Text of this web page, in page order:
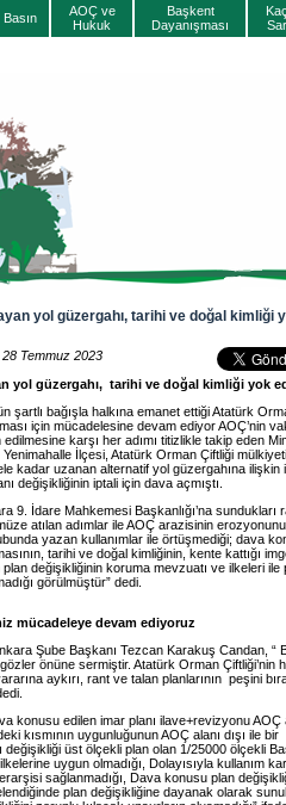
Basın
AOÇ ve
Hukuk
Başkent
Dayanışması
yol güzergahı, tarihi ve doğal kimliği
28 Temmuz 2023
yol güzergahı, tarihi ve doğal kimliği yok
şartlı bağışla halkına emanet ettiği Atatürk
için mücadelesine devam ediyor AOÇ’nin
karşı her adımı titizlikle takip eden
İlçesi, Atatürk Orman Çiftliği
kadar uzanan alternatif yol güzergahına ilişkin
değişikliğinin iptali için dava açmıştı.
9. İdare Mahkemesi Başkanlığı’na sundukları
atılan adımlar ile AOÇ arazisinin
yazan kullanımlar ile örtüşmediği; dava
tarihi ve doğal kimliğinin, kente kattığı
plan değişikliğinin koruma mevzuatı ve ilkeleri ile
görülmüştür” dedi.
mücadeleye devam ediyoruz
Şube Başkanı Tezcan Karakuş Candan, “
gözler önüne sermiştir. Atatürk Orman Çiftliği’nin
aykırı, rant ve talan planlarının peşini
konusu edilen imar planı ilave+revizyonu AOÇ
kısmının uygunluğunun AOÇ alanı dışı ile bir
değişikliği üst ölçekli plan olan 1/25000 ölçekli
uygun olmadığı, Dolayısıyla kullanım
sağlanmadığı, Dava konusu plan
plan değişikliğine dayanak olarak